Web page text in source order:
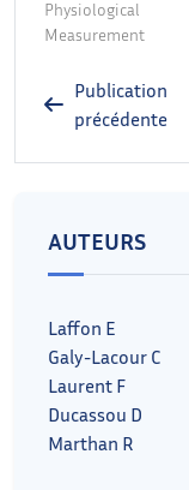
Physiological
Measurement
Publication
précédente
AUTEURS
Laffon E
Galy-Lacour C
Laurent F
Ducassou D
Marthan R